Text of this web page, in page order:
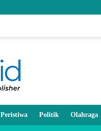
Peristiwa Politik Olahraga